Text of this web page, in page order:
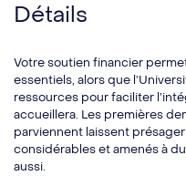
Détails
Votre soutien financier
essentiels, alors que
ressources pour faciliter
accueillera. Les premières
parviennent laissent
considérables et amenés à
aussi.